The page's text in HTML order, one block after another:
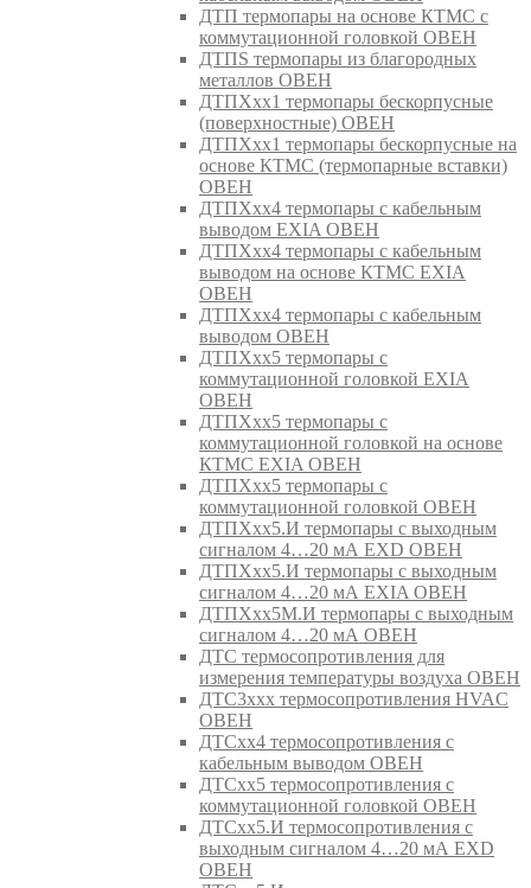
ДТП термопары на основе КТМС с
коммутационной головкой ОВЕН
ДТПS термопары из благородных
металлов ОВЕН
ДТПХхх1 термопары бескорпусные
(поверхностные) ОВЕН
ДТПХхх1 термопары бескорпусные на
основе КТМС (термопарные вставки)
ОВЕН
ДТПХхх4 термопары с кабельным
выводом EXIA ОВЕН
ДТПХхх4 термопары с кабельным
выводом на основе КТМС EXIA
ОВЕН
ДТПХхх4 термопары с кабельным
выводом ОВЕН
ДТПХхх5 термопары с
коммутационной головкой EXIA
ОВЕН
ДТПХхх5 термопары с
коммутационной головкой на основе
КТМС EXIA ОВЕН
ДТПХхх5 термопары с
коммутационной головкой ОВЕН
ДТПХхх5.И термопары с выходным
сигналом 4…20 мА EXD ОВЕН
ДТПХхх5.И термопары с выходным
сигналом 4…20 мА EXIA ОВЕН
ДТПХхх5М.И термопары с выходным
сигналом 4…20 мА ОВЕН
ДТС термосопротивления для
измерения температуры воздуха ОВЕН
ДТС3ххх термосопротивления HVAC
ОВЕН
ДТСхх4 термосопротивления с
кабельным выводом ОВЕН
ДТСхх5 термосопротивления с
коммутационной головкой ОВЕН
ДТСхх5.И термосопротивления с
выходным сигналом 4…20 мА EXD
ОВЕН